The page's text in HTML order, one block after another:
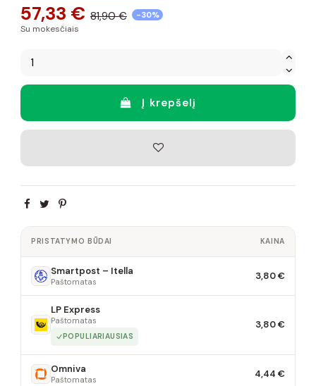
57,33 € 81,90 € -30%
Su mokesčiais
Į krepšelį
PRISTATYMO BŪDAI KAINA
Smartpost – Itella
Paštomatas 3,80 €
LP Express
Paštomatas
POPULIARIAUSIAS
3,80 €
Omniva
Paštomatas 4,44 €